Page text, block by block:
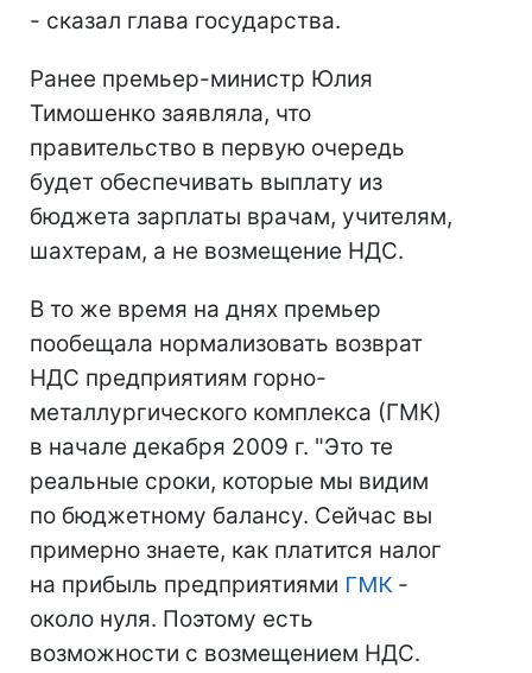
- сказал глава государства.
Ранее премьер-министр Юлия
Тимошенко заявляла, что
правительство в первую очередь
будет обеспечивать выплату из
бюджета зарплаты врачам, учителям,
шахтерам, а не возмещение НДС.
В то же время на днях премьер
пообещала нормализовать возврат
НДС предприятиям горно-
металлургического комплекса (ГМК)
в начале декабря 2009 г. "Это те
реальные сроки, которые мы видим
по бюджетному балансу. Сейчас вы
примерно знаете, как платится налог
на прибыль предприятиями ГМК-
около нуля. Поэтому есть
возможности с возмещением НДС.